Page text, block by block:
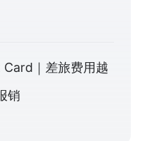
｜差旅费用越
销